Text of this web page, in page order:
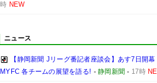
時 NEW
ニュース
【静岡新聞 Jリーグ番記者座談会】あす7日開
MYFC 各チームの展望を語る! -静岡新聞 - 17時